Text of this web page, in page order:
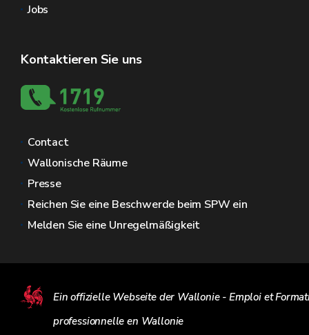
Jobs
Kontaktieren Sie uns
Contact
Wallonische Räume
Presse
Reichen Sie eine Beschwerde beim SPW ein
Melden Sie eine Unregelmäßigkeit
Ein offizielle Webseite der Wallonie - Emploi et
professionnelle en Wallonie